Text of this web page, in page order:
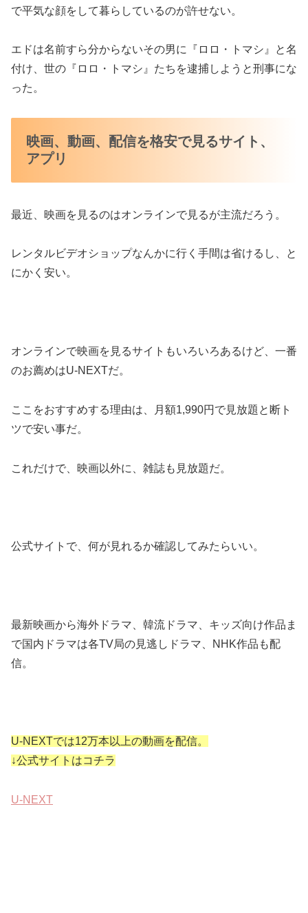
で平気な顔をして暮らしているのが許せない。
エドは名前すら分からないその男に『ロロ・トマシ』と名
付け、世の『ロロ・トマシ』たちを逮捕しようと刑事にな
った。
映画、動画、配信を格安で見るサイト、
アプリ
最近、映画を見るのはオンラインで見るが主流だろう。
レンタルビデオショップなんかに行く手間は省けるし、と
にかく安い。
オンラインで映画を見るサイトもいろいろあるけど、一番
のお薦めはU-NEXTだ。
ここをおすすめする理由は、月額1,990円で見放題と断ト
ツで安い事だ。
これだけで、映画以外に、雑誌も見放題だ。
公式サイトで、何が見れるか確認してみたらいい。
最新映画から海外ドラマ、韓流ドラマ、キッズ向け作品ま
で国内ドラマは各TV局の見逃しドラマ、NHK作品も配
信。
U-NEXTでは12万本以上の動画を配信。
↓公式サイトはコチラ
U-NEXT